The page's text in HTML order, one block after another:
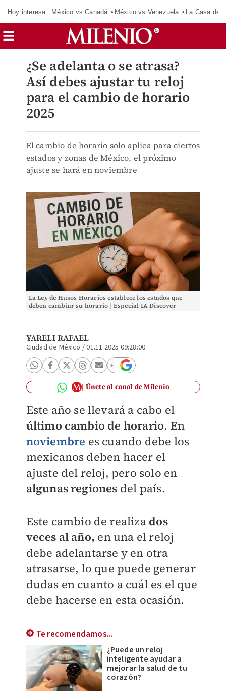
Hoy interesa: México vs Canadá México vs Venezuela La Casa de
¿Se adelanta o se atrasa?
Así debes ajustar tu reloj
para el cambio de horario
2025
El cambio de horario solo aplica para ciertos
estados y zonas de México, el próximo
ajuste se hará en noviembre
La Ley de Husos Horarios establece los estados que
deben cambiar su horario | Especial IA Discover
YARELI RAFAEL
Ciudad de México /01.11.2025 09:28:00
Únete al canal de Milenio
Este año se llevará a cabo el
último cambio de horario. En
noviembre es cuando debe los
mexicanos deben hacer el
ajuste del reloj, pero solo en
algunas regiones del país.
Este cambio de realizados
veces al año, en una el reloj
debe adelantarse y en otra
atrasarse, lo que puede generar
dudas en cuanto a cuál es el que
debe hacerse en esta ocasión.
Te recomendamos...
¿Puede un reloj
inteligente ayudar a
mejorar la salud de tu
corazón?